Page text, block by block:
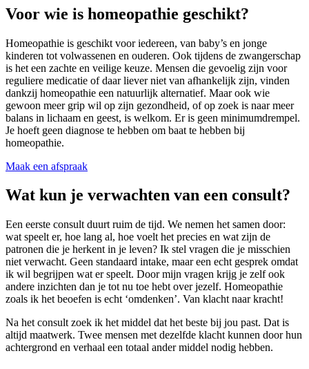
Voor wie is homeopathie geschikt?
Homeopathie is geschikt voor iedereen, van baby’s en jonge
kinderen tot volwassenen en ouderen. Ook tijdens de zwangerschap
is het een zachte en veilige keuze. Mensen die gevoelig zijn voor
reguliere medicatie of daar liever niet van afhankelijk zijn, vinden
dankzij homeopathie een natuurlijk alternatief. Maar ook wie
gewoon meer grip wil op zijn gezondheid, of op zoek is naar meer
balans in lichaam en geest, is welkom. Er is geen minimumdrempel.
Je hoeft geen diagnose te hebben om baat te hebben bij
homeopathie.
Maak een afspraak
Wat kun je verwachten van een consult?
Een eerste consult duurt ruim de tijd. We nemen het samen door:
wat speelt er, hoe lang al, hoe voelt het precies en wat zijn de
patronen die je herkent in je leven? Ik stel vragen die je misschien
niet verwacht. Geen standaard intake, maar een echt gesprek omdat
ik wil begrijpen wat er speelt. Door mijn vragen krijg je zelf ook
andere inzichten dan je tot nu toe hebt over jezelf. Homeopathie
zoals ik het beoefen is echt ‘omdenken’. Van klacht naar kracht!
Na het consult zoek ik het middel dat het beste bij jou past. Dat is
altijd maatwerk. Twee mensen met dezelfde klacht kunnen door hun
achtergrond en verhaal een totaal ander middel nodig hebben.